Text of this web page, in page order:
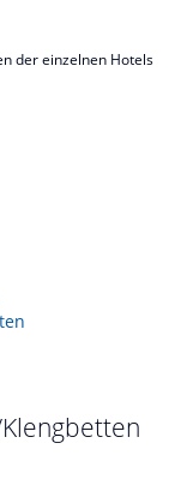
der einzelnen Hotels